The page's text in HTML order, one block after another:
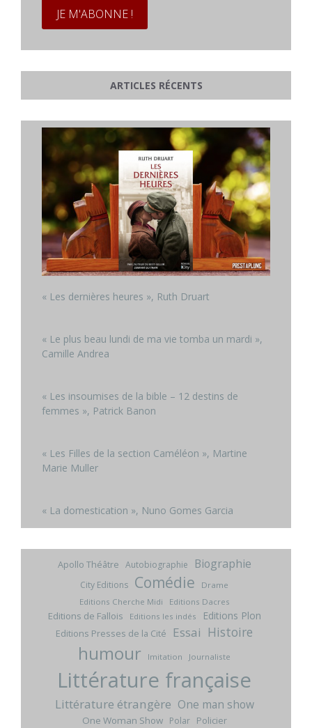
ARTICLES RÉCENTS
« Les dernières heures », Ruth Druart
« Le plus beau lundi de ma vie tomba un mardi »,
Camille Andrea
« Les insoumises de la bible – 12 destins de
femmes », Patrick Banon
« Les Filles de la section Caméléon », Martine
Marie Muller
« La domestication », Nuno Gomes Garcia
Apollo Théâtre Autobiographie Biographie
City Editions Comédie
Drame
Editions Cherche Midi
Editions Dacres
Editions de Fallois Editions les indés Editions Plon
Editions Presses de la Cité Essai Histoire
humour Imitation Journaliste
Littérature française
Littérature étrangère One man show
One Woman Show Polar Policier